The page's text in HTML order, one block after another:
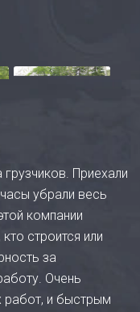
грузчиков. Приехали
убрали весь
компании
строится или
за
Очень
работ, и быстрым